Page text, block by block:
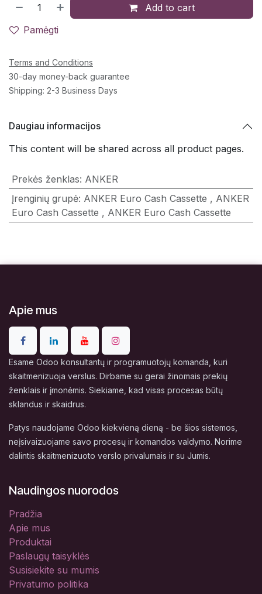
Add to cart
Pamėgti
Terms and Conditions
30-day money-back guarantee
Shipping: 2-3 Business Days
Daugiau informacijos
This content will be shared across all product pages.
Prekės ženklas: ANKER
Įrenginių grupė: ANKER Euro Cash Cassette , ANKER
Euro Cash Cassette , ANKER Euro Cash Cassette
Apie mus
Esame Odoo konsultantų ir programuotojų komanda, kuri
skaitmenizuoja verslus. Dirbame su gerai žinomais prekių
ženklais ir įmonėmis. Siekiame, kad visas procesas būtų
sklandus ir skaidrus.
Patys naudojame Odoo kiekvieną dieną - be šios sistemos,
neįsivaizuojame savo procesų ir komandos valdymo. Norime
dalintis skaitmenizuoto verslo privalumais ir su Jumis.
Naudingos nuorodos
Pradžia
Apie mus
Produktai
Paslaugų taisyklės
Susisiekite su mumis
Privatumo politika